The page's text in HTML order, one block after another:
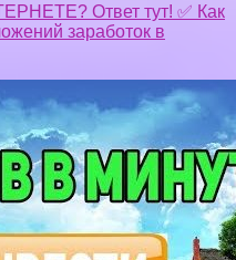
Ответ тут! ✅ Как
заработок в